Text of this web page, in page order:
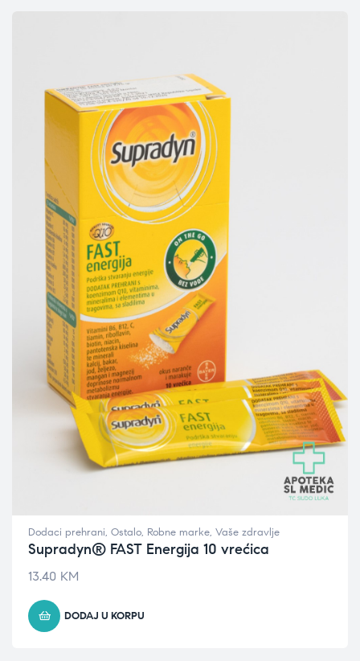
Dodaci prehrani, Ostalo, Robne marke, Vaše zdravlje
Supradyn® FAST Energija 10 vrećica
13.40 KM
DODAJ U KORPU